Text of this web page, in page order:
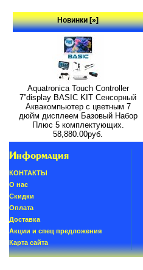
Новинки [»]
Aquatronica Touch Controller
7”display BASIC KIT Сенсорный
Аквакомпьютер с цветным 7
дюйм дисплеем Базовый Набор
Плюс 5 комплектующих.
58,880.00руб.
Информация
КОНТАКТЫ
О нас
Скидки
Oплатa
Доставка
Акции и спец предложения
Карта сайта